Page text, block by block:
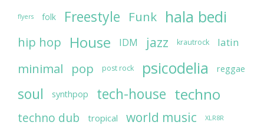
flyers folk Freestyle Funk hala bedi
hip hop House IDM jazz krautrock latin
minimal pop post rock psicodelia reggae
soul synthpop tech-house techno
techno dub tropical world music XLR8R